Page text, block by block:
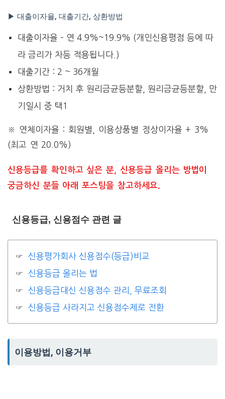
▶ 대출이자율, 대출기간, 상환방법
대출이자율 – 연 4.9%~19.9% (개인신용평점 등에 따
라 금리가 차등 적용됩니다.)
대출기간 : 2 ~ 36개월
상환방법 : 거치 후 원리금균등분할, 원리금균등분할, 만
기일시 중 택1
※ 연체이자율 : 회원별, 이용상품별 정상이자율 + 3%
(최고 연 20.0%)
신용등급를 확인하고 싶은 분, 신용등급 올리는 방법이
궁금하신 분들 아래 포스팅을 참고하세요.
신용등급, 신용점수 관련 글
신용평가회사 신용점수(등급)비교
신용등급 올리는 법
신용등급대신 신용점수 관리, 무료조회
신용등급 사라지고 신용점수제로 전환
이용방법, 이용거부